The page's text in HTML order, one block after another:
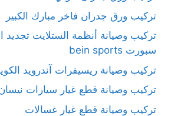
تركيب ورق جدران فاخر مبارك الكبير
تركيب وصيانة أنظمة الستلايت
سبورت bein sports
تركيب وصيانة ريسيفرات آندرويد
تركيب وصيانة قطع غيار سيارات
تركيب وصيانة قطع غيار غسالات